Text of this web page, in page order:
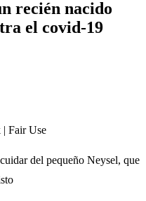
recién nacido
el covid-19
| Fair Use
del pequeño Neysel, que